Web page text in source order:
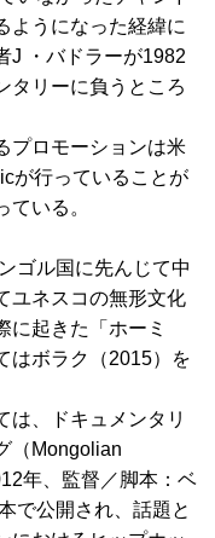
ようになった経緯に
J ・バドラーが1982
タリーに負うところ
プロモーションは米
が行っていることが
いる。
ゴル国に先んじて中
ユネスコの無形文化
に起きた「ホーミ
はボラク（2015）を
は、ドキュメンタリ
（Mongolian
年、監督／脚本：ベ
で公開され、話題と